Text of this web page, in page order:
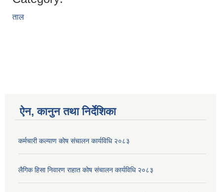
ताल
ऐन, कानुन तथा निर्देशिका
कर्मचारी कल्याण काेष संचालन कार्यविधि २०८३
लैगिक हिसा निवारण राहात कोष संचालन कार्यविधि २०८३